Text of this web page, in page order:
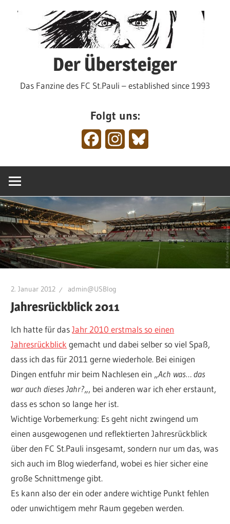
Der Übersteiger
Das Fanzine des FC St.Pauli – established since 1993
Folgt uns:
FacebookInstagram
2. Januar 2012 admin@USBlog
Jahresrückblick 2011
Ich hatte für dasJahr 2010 erstmals so einen
Jahresrückblick gemacht und dabei selber so viel Spaß,
dass ich das für 2011 gerne wiederhole. Bei einigen
Dingen entfuhr mir beim Nachlesen ein „Ach was… das
war auch dieses Jahr?„, bei anderen war ich eher erstaunt,
dass es schon so lange her ist.
Wichtige Vorbemerkung: Es geht nicht zwingend um
einen ausgewogenen und reflektierten Jahresrückblick
über den FC St.Pauli insgesamt, sondern nur um das, was
sich auch im Blog wiederfand, wobei es hier sicher eine
große Schnittmenge gibt.
Es kann also der ein oder andere wichtige Punkt fehlen
oder unwichtigem mehr Raum gegeben werden.